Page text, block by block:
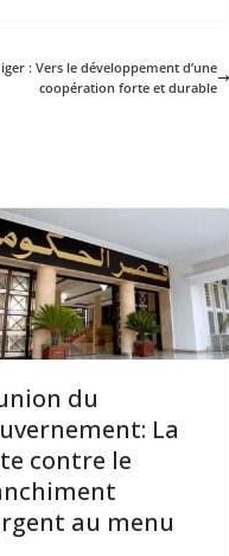
: Vers le développement d’une
coopération forte et durable
du
La
contre le
au menu